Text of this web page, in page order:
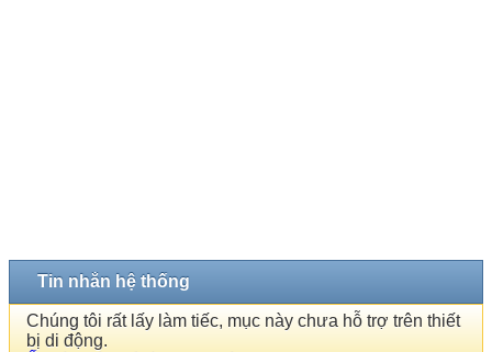
Tin nhắn hệ thống
Chúng tôi rất lấy làm tiếc, mục này chưa hỗ trợ trên thiết
bị di động.